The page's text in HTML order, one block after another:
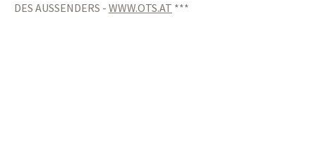
DES AUSSENDERS - WWW.OTS.AT ***